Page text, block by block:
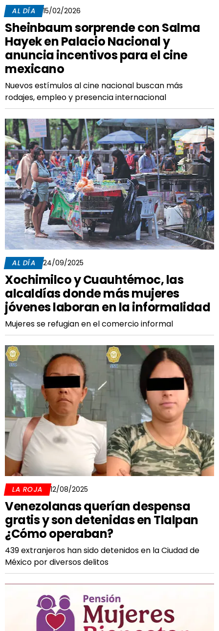
AL DÍA 15/02/2026
Sheinbaum sorprende con Salma
Hayek en Palacio Nacional y
anuncia incentivos para el cine
mexicano
Nuevos estímulos al cine nacional buscan más
rodajes, empleo y presencia internacional
AL DÍA 24/09/2025
Xochimilco y Cuauhtémoc, las
alcaldías donde más mujeres
jóvenes laboran en la informalidad
Mujeres se refugian en el comercio informal
LA ROJA 12/08/2025
Venezolanas querían despensa
gratis y son detenidas en Tlalpan
¿Cómo operaban?
439 extranjeros han sido detenidos en la Ciudad de
México por diversos delitos